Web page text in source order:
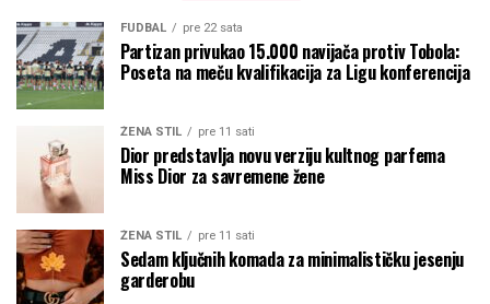
FUDBAL pre 22 sata
Partizan privukao 15.000 navijača protiv Tobola:
Poseta na meču kvalifikacija za Ligu konferencija
ŽENA STIL pre 11 sati
Dior predstavlja novu verziju kultnog parfema
Miss Dior za savremene žene
ŽENA STIL pre 11 sati
Sedam ključnih komada za minimalističku jesenju
garderobu